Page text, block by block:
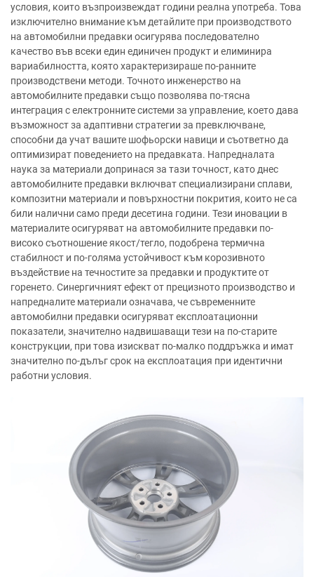
условия, които възпроизвеждат години реална употреба. Това
изключително внимание към детайлите при производството
на автомобилни предавки осигурява последователно
качество във всеки един единичен продукт и елиминира
вариабилността, която характеризираше по-ранните
производствени методи. Точното инженерство на
автомобилните предавки също позволява по-тясна
интеграция с електронните системи за управление, което дава
възможност за адаптивни стратегии за превключване,
способни да учат вашите шофьорски навици и съответно да
оптимизират поведението на предавката. Напредналата
наука за материали допринася за тази точност, като днес
автомобилните предавки включват специализирани сплави,
композитни материали и повърхностни покрития, които не са
били налични само преди десетина години. Тези иновации в
материалите осигуряват на автомобилните предавки по-
високо съотношение якост/тегло, подобрена термична
стабилност и по-голяма устойчивост към корозивното
въздействие на течностите за предавки и продуктите от
горенето. Синергичният ефект от прецизното производство и
напредналите материали означава, че съвременните
автомобилни предавки осигуряват експлоатационни
показатели, значително надвишаващи тези на по-старите
конструкции, при това изискват по-малко поддръжка и имат
значително по-дълъг срок на експлоатация при идентични
работни условия.